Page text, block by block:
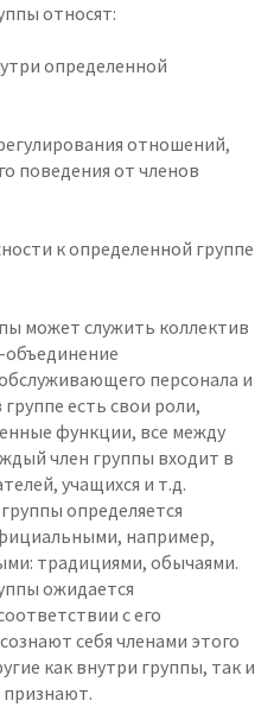
относят:
определенной
отношений,
поведения от членов
к определенной группе
может служить коллектив
объединение
персонала и
есть свои роли,
функции, все между
член группы входит в
учащихся и т.д.
определяется
например,
традициями, обычаями.
ожидается
с его
себя членами этого
как внутри группы, так и
признают.